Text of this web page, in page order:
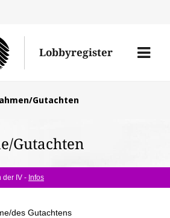
Lobbyregister
Menü
Gutachten
Gutachten
der IV - Infos
des Gutachtens